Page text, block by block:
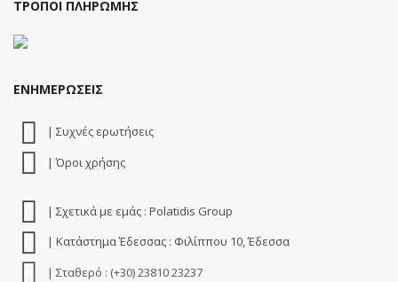
ΤΡΟΠΟΙ ΠΛΗΡΩΜΗΣ
ΕΝΗΜΕΡΩΣΕΙΣ
| Συχνές ερωτήσεις
| Όροι χρήσης
| Σχετικά με εμάς : Polatidis Group
| Κατάστημα Έδεσσας : Φιλίππου 10, Έδεσσα
| Σταθερό : (+30) 23810 23237